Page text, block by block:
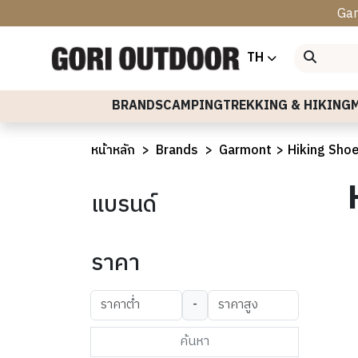
Sort by TH
BRANDSCAMPINGTREKKING & HIKING
หน้าหลัก Brands Garmont Hiking
ราคา
-
ค้นหา
แบรนด์